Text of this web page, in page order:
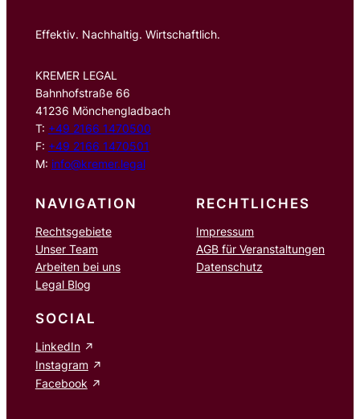
Effektiv. Nachhaltig. Wirtschaftlich.
KREMER LEGAL
Bahnhofstraße 66
41236 Mönchengladbach
T: +49 2166 1470500
F: +49 2166 1470501
M: info@kremer.legal
NAVIGATION
Rechtsgebiete
Unser Team
Arbeiten bei uns
Legal Blog
RECHTLICHES
Impressum
AGB für Veranstaltungen
Datenschutz
SOCIAL
LinkedIn
Instagram
Facebook